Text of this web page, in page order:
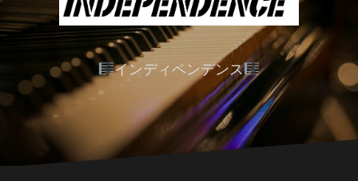
インディペンデンス